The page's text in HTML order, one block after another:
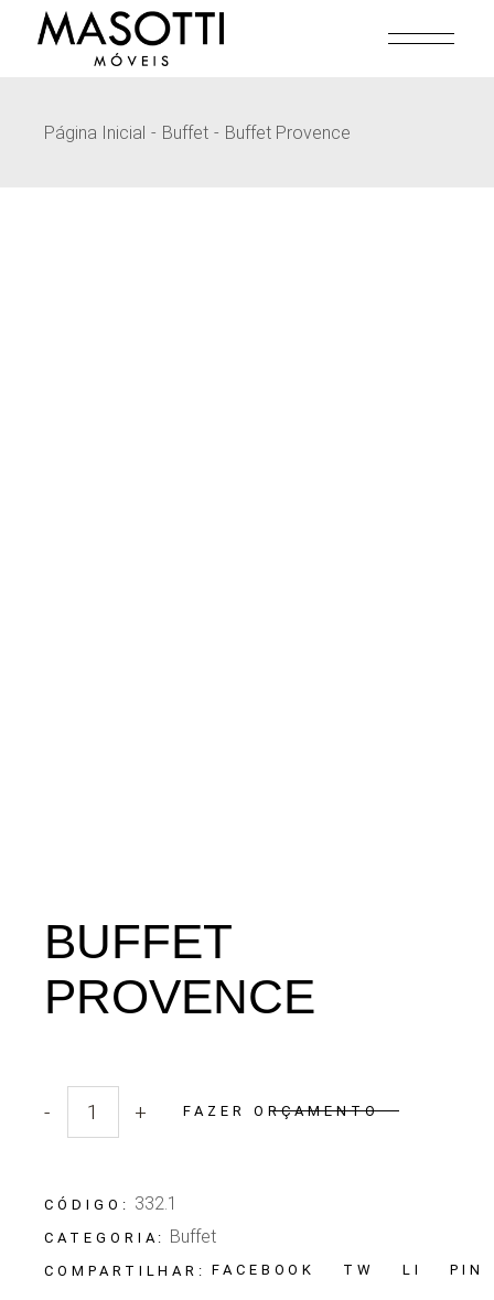
Página Inicial Buffet Buffet Provence
BUFFET
PROVENCE
Quantidade Buffet Provence
- + FAZER ORÇAMENTO
CÓDIGO: 332.1
CATEGORIA: Buffet
COMPARTILHAR: FACEBOOK TW LI PIN